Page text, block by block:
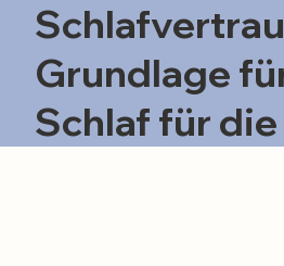
Grundlage
Schlaf für